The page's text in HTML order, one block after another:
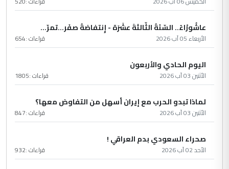
عاشُورْاءُ.. السّنَةُ الثّالثةَ عشَرَة - إِنتفاضةُ صفَر…تمرّ...
الأربعاء 05 آب 2026 قراءات :654
اليوم الحادي والأربعون
الأثنين 03 آب 2026 قراءات :1805
لماذا تبدو الحرب مع إيران أسهل من التفاوض معها؟
الأثنين 03 آب 2026 قراءات :847
صحراء السعودي بدم العراقي !
الأحد 02 آب 2026 قراءات :932